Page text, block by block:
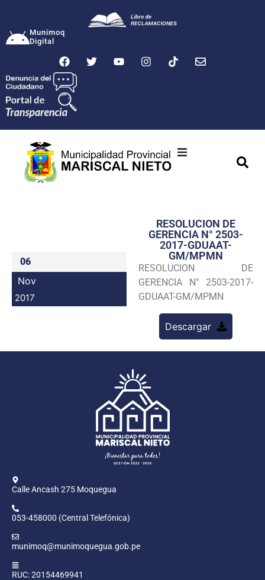
Munimoq
Digital
Transparencia
Seguridad
Programas
06
Nov
2017
RESOLUCION DE
GERENCIA N° 2503-
2017-GDUAAT-
GM/MPMN
RESOLUCION DE
GERENCIA N° 2503-2017-
GDUAAT-GM/MPMN
Descargar
Calle Ancash 275 Moquegua
053-458000 (Central Telefónica)
munimoq@munimoquegua.gob.pe
RUC: 20154469941